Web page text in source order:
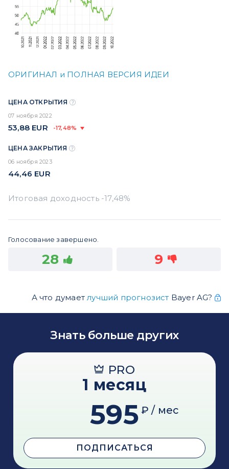
ОРИГИНАЛ и ПОЛНАЯ ВЕРСИЯ ИДЕИ
ЦЕНА ОТКРЫТИЯ
07 ноября 2022
53,88 EUR -17,48%
ЦЕНА ЗАКРЫТИЯ
06 ноября 2023
44,46 EUR
Голосование завершено.
28 9
А что думаетлучший прогнозист Bayer AG?
Знать больше других
PRO
1 месяц
595 ₽ / мес
ПОДПИСАТЬСЯ